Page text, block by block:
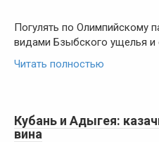
Погулять по Олимпийскому
видами Бзыбского ущелья и
Читать полностью
Кубань и Адыгея:
вина